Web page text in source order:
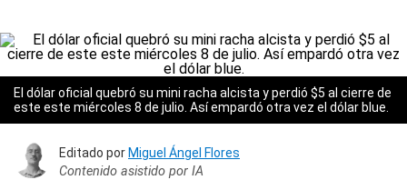
El dólar oficial quebró su mini racha alcista y perdió $5 al cierre de
este este miércoles 8 de julio. Así empardó otra vez el dólar blue.
Editado porMiguel Ángel Flores
Contenido asistido por IA